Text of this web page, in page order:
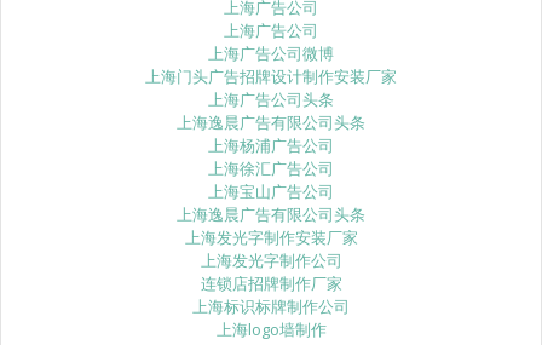
上海广告公司
上海广告公司
上海广告公司微博
上海门头广告招牌设计制作安装厂家
上海广告公司头条
上海逸晨广告有限公司头条
上海杨浦广告公司
上海徐汇广告公司
上海宝山广告公司
上海逸晨广告有限公司头条
上海发光字制作安装厂家
上海发光字制作公司
连锁店招牌制作厂家
上海标识标牌制作公司
上海logo墙制作